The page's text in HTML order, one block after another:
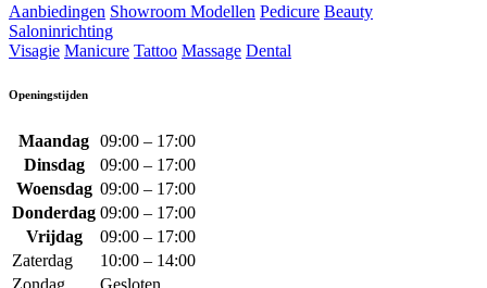
Aanbiedingen Showroom Modellen Pedicure Beauty
Saloninrichting
Visagie Manicure Tattoo Massage Dental
Openingstijden
Maandag 09:00 – 17:00
Dinsdag
09:00 – 17:00
Woensdag 09:00 – 17:00
Donderdag 09:00 – 17:00
Vrijdag
09:00 – 17:00
Zaterdag
10:00 – 14:00